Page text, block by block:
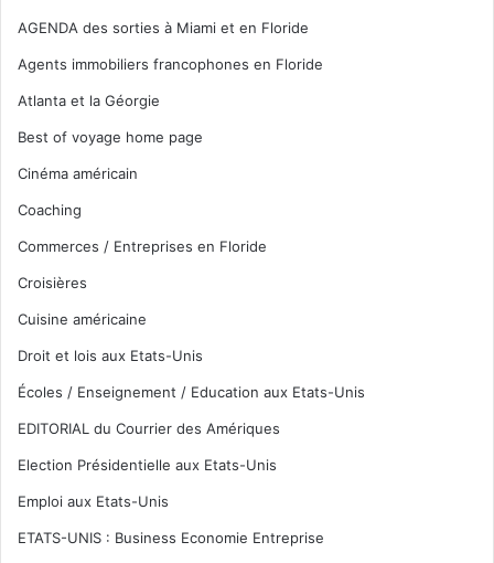
AGENDA des sorties à Miami et en Floride
Agents immobiliers francophones en Floride
Atlanta et la Géorgie
Best of voyage home page
Cinéma américain
Coaching
Commerces / Entreprises en Floride
Croisières
Cuisine américaine
Droit et lois aux Etats-Unis
Écoles / Enseignement / Education aux Etats-Unis
EDITORIAL du Courrier des Amériques
Election Présidentielle aux Etats-Unis
Emploi aux Etats-Unis
ETATS-UNIS : Business Economie Entreprise